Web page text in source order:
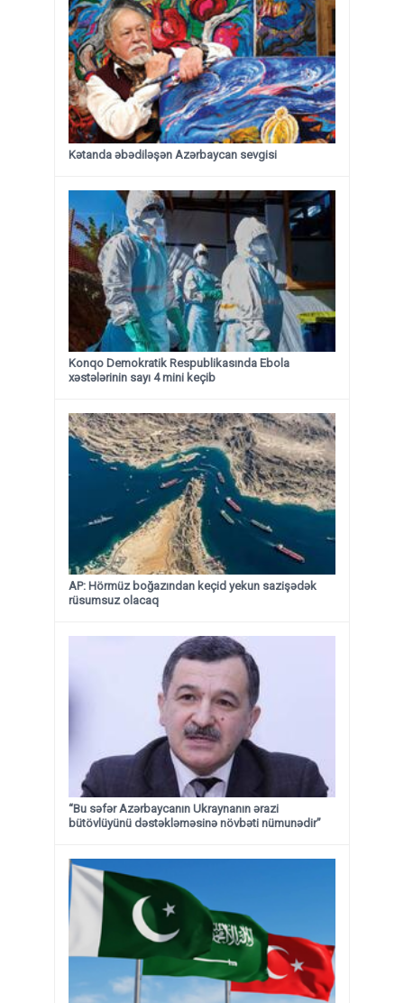
Kətanda əbədiləşən Azərbaycan sevgisi
Konqo Demokratik Respublikasında Ebola
xəstələrinin sayı 4 mini keçib
AP: Hörmüz boğazından keçid yekun sazişədək
rüsumsuz olacaq
“Bu səfər Azərbaycanın Ukraynanın ərazi
bütövlüyünü dəstəkləməsinə növbəti nümunədir”